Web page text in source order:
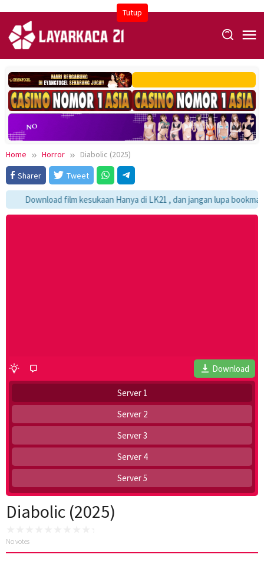
Tutup
content
Home Horror
Diabolic (2025)
Sharer
Tweet
Download film kesukaan Hanya di LK21 , dan jangan lupa bookmark
Download
Server 1
Server 2
Server 3
Server 4
Server 5
Diabolic (2025)
No votes